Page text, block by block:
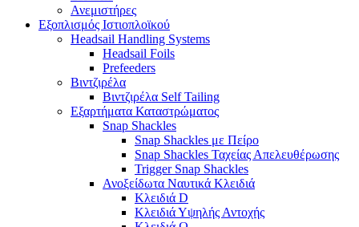
Ανεμιστήρες
Εξοπλισμός Ιστιοπλοϊκού
Headsail Handling Systems
Headsail Foils
Prefeeders
Βιντζιρέλα
Βιντζιρέλα Self Tailing
Εξαρτήματα Καταστρώματος
Snap Shackles
Snap Shackles με Πείρο
Snap Shackles Ταχείας Απελευθέρωσης
Trigger Snap Shackles
Ανοξείδωτα Ναυτικά Κλειδιά
Κλειδιά D
Κλειδιά Υψηλής Αντοχής